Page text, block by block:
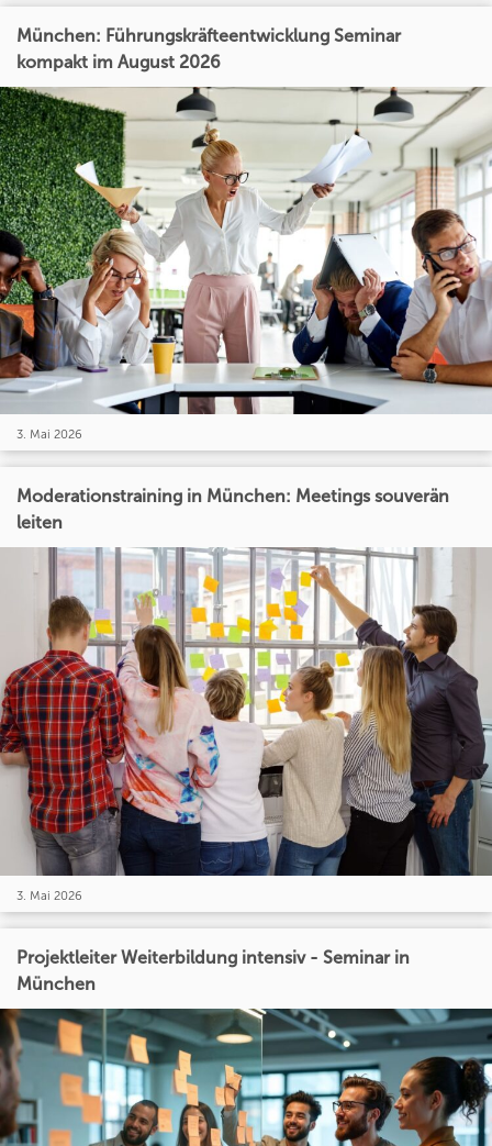
München: Führungskräfteentwicklung Seminar
kompakt im August 2026
3. Mai 2026
Moderationstraining in München: Meetings souverän
leiten
3. Mai 2026
Projektleiter Weiterbildung intensiv - Seminar in
München